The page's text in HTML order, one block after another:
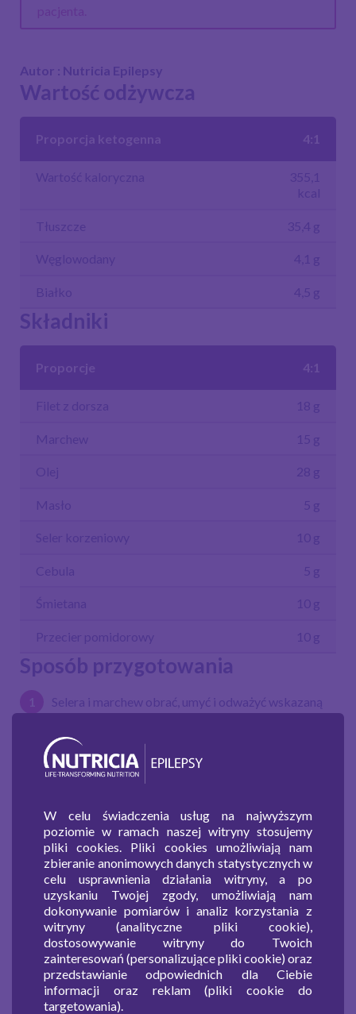
pacjenta.
Składniki
Proporcje 4:1
Filet z dorsza 18 g
Marchew 15 g
Olej 28 g
Masło 5 g
Seler korzeniowy 10 g
Cebula 5 g
Śmietana 10 g
Przecier pomidorowy 10 g
Wartość odżywcza
Proporcja ketogenna 4:1
Wartość kaloryczna
355,1
kcal
Tłuszcze 35,4 g
Węglowodany 4,1 g
Białko 4,5 g
Sposób przygotowania
Selera i marchew obrać, umyć i odważyć wskazaną
Z
etrzeć na tarle o
Cebulę odważyć
i posiekać.
zmiękną
dołożyćrybę , a następnie podlać wodąi
dusi ć chwilę.
Na koniec dodaćprzecierpomidorowy,śmietanę i
masło.
Całość doprawić do smaku i wymieszać dokładnie.
Uwaga: Ryby to cenne źródło białka witamin B6 i B 12,
niacyny, kwasów omega-3 i składników mineralnych.
Autor : Nutricia Epilepsy
W celu świadczenia usług na najwyższym
poziomie w ramach naszej witryny stosujemy
pliki cookies. Pliki cookies umożliwiają nam
zbieranie anonimowych danych statystycznych w
celu usprawnienia działania witryny, a po
uzyskaniu Twojej zgody, umożliwiają nam
dokonywanie pomiarów i analiz korzystania z
witryny (analityczne pliki cookie),
dostosowywanie witryny do Twoich
zainteresowań (personalizujące pliki cookie) oraz
przedstawianie odpowiednich dla Ciebie
informacji oraz reklam (pliki cookie do
targetowania).